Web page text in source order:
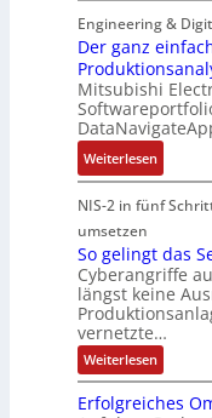
r
r
a
u
e
U
m
g
e
b
u
n
g
e
n
a
s
c
h
i
n
e
E
u
r
o
p
e
a
n
E
h
e
r
c
a
t
P
e
r
s
t
r
a
t
e
g
e
f
ü
r
D
I
N
-
e
r
t
e
I
n
d
u
s
r
i
e
c
o
m
p
u
o
d
u
l
a
r
e
R
o
t
e
r
g
e
n
e
r
Engineering &
Der ganz
Mitsubishi
Weiterlesen:
D
e
g
a
n
z
e
i
n
f
NIS-2 in fünf
umsetzen
So gelingt das
Cyberangriffe
längst keine
vernetzte…
Weiterlesen:
S
g
Erfolgreiches